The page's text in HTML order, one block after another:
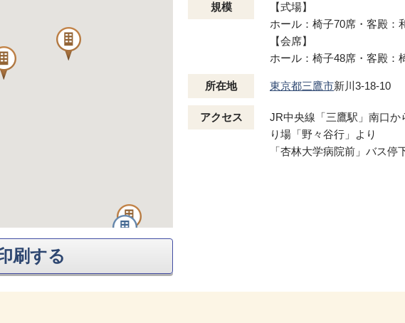
刷する
規模
【式場】
ホール：椅子70席・客殿：
【会席】
ホール：椅子48席・客殿：
所在地 東京都三鷹市新川3-18-10
アクセス
JR中央線「三鷹駅」南口か
り場「野々谷行」より
「杏林大学病院前」バス停